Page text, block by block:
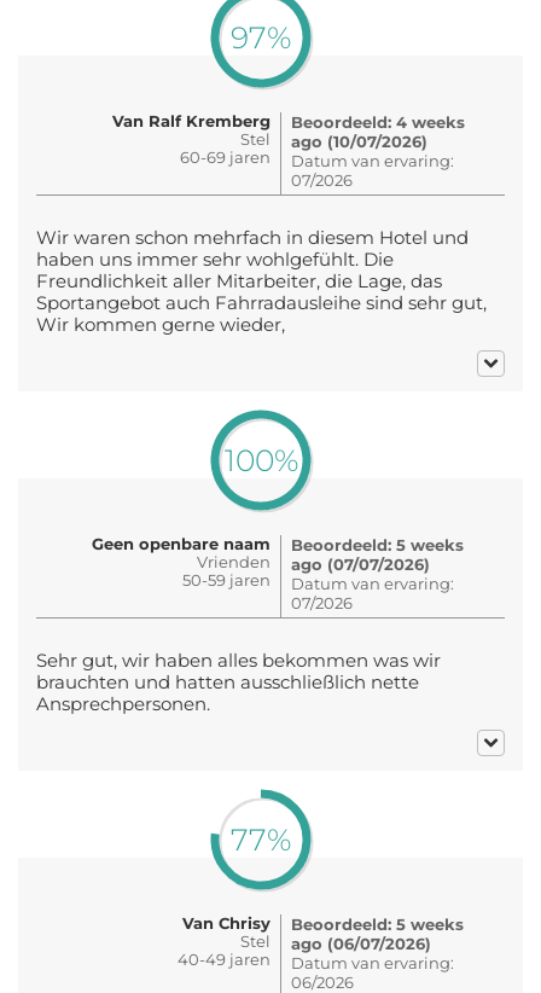
97%
Van Ralf Kremberg
Stel
60-69 jaren
Beoordeeld: 4 weeks
ago (10/07/2026)
Datum van ervaring:
07/2026
Wir waren schon mehrfach in diesem Hotel und
haben uns immer sehr wohlgefühlt. Die
Freundlichkeit aller Mitarbeiter, die Lage, das
Sportangebot auch Fahrradausleihe sind sehr gut,
Wir kommen gerne wieder,
100%
Geen openbare naam
Vrienden
50-59 jaren
Beoordeeld: 5 weeks
ago (07/07/2026)
Datum van ervaring:
07/2026
Sehr gut, wir haben alles bekommen was wir
brauchten und hatten ausschließlich nette
Ansprechpersonen.
77%
Van Chrisy
Stel
40-49 jaren
Beoordeeld: 5 weeks
ago (06/07/2026)
Datum van ervaring:
06/2026